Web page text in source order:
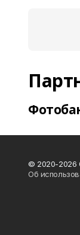
© 2020-2026
Об